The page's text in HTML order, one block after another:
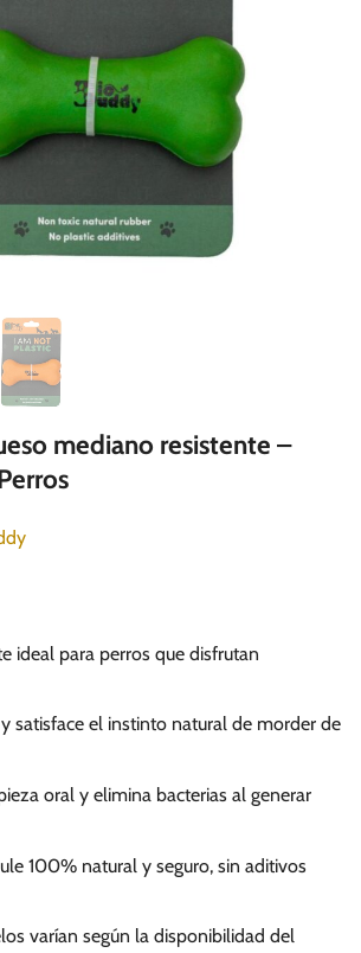
mediano resistente –
ideal para perros que disfrutan
satisface el instinto natural de morder de
oral y elimina bacterias al generar
100% natural y seguro, sin aditivos
varían según la disponibilidad del